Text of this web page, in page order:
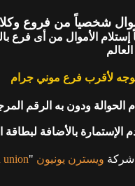
شخصياً من فروع
إستلام الأموال من أى
لأقرب فرع موني جرام
شركة ويسترن يونيون "
union